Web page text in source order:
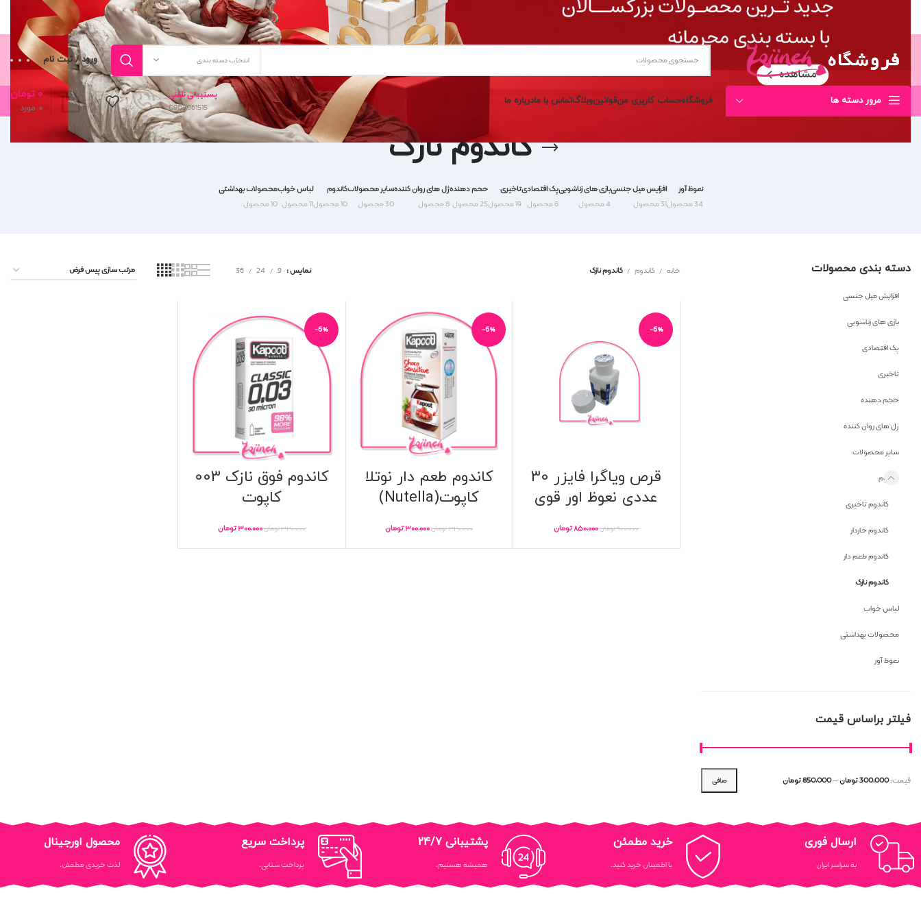
انتخاب دسته بندی ورود / ثبت نام
مرور دسته ها فروشگاهحساب کاربری منقوانینوبلاگتماس با مادرباره ما
پـشـتـیـبانی تلفنی
09011061515
0 مورد
۰ تومان
کاندوم نازک
نعوظ آور
34 محصول
افزایش میل جنسی
31 محصول
بازی های زناشویی
4 محصول
پک اقتصادی
6 محصول
تاخیری
19 محصول
حجم دهنده
25 محصول
ژل های روان کننده
8 محصول
سایر محصولات
30 محصول
کاندوم
10 محصول
لباس خواب
11 محصول
محصولات بهداشتی
10 محصول
دسته بندی محصولات
افزایش میل جنسی
بازی های زناشویی
پک اقتصادی
تاخیری
حجم دهنده
ژل های روان کننده
سایر محصولات
کاندوم
کاندوم تاخیری
کاندوم خاردار
کاندوم طعم دار
کاندوم نازک
لباس خواب
محصولات بهداشتی
نعوظ آور
فیلتر براساس قیمت
صافی قيمت:300,000 تومان —850,000 تومان
خانه کاندوم کاندوم نازک نمایش 9
24
36
-6%
قرص ویاگرا فایزر 30
عددی نعوظ اور قوی
۹۰۰,۰۰۰تومان۸۵۰,۰۰۰تومان
-6%
فروخته
شده
کاندوم طعم دار نوتلا
کاپوت(Nutella)
۳۲۰,۰۰۰تومان۳۰۰,۰۰۰تومان
-6%
کاندوم فوق نازک 003
کاپوت
۳۲۰,۰۰۰تومان۳۰۰,۰۰۰تومان
ارسال فوری
به سراسر ایران
خرید مطمئن
با اطمینان خرید کنید.
پشتیبانی 24/7
همیشه هستیم.
پرداخت سریع
پرداخت شتابی.
محصول اورجینال
لذت خریدی مطمئن.